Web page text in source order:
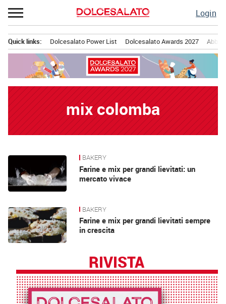
Passa
al
Login
principale
Quick links: Dolcesalato Power List Dolcesalato Awards 2027
mix colomba
News BAKERY
Farine e mix per grandi lievitati: un
mercato vivace
BAKERY
Farine e mix per grandi lievitati sempre
in crescita
RIVISTA